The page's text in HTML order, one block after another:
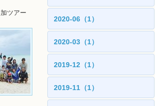
ツアー
2020-06（1）
2020-03（1）
2019-12（1）
2019-11（1）